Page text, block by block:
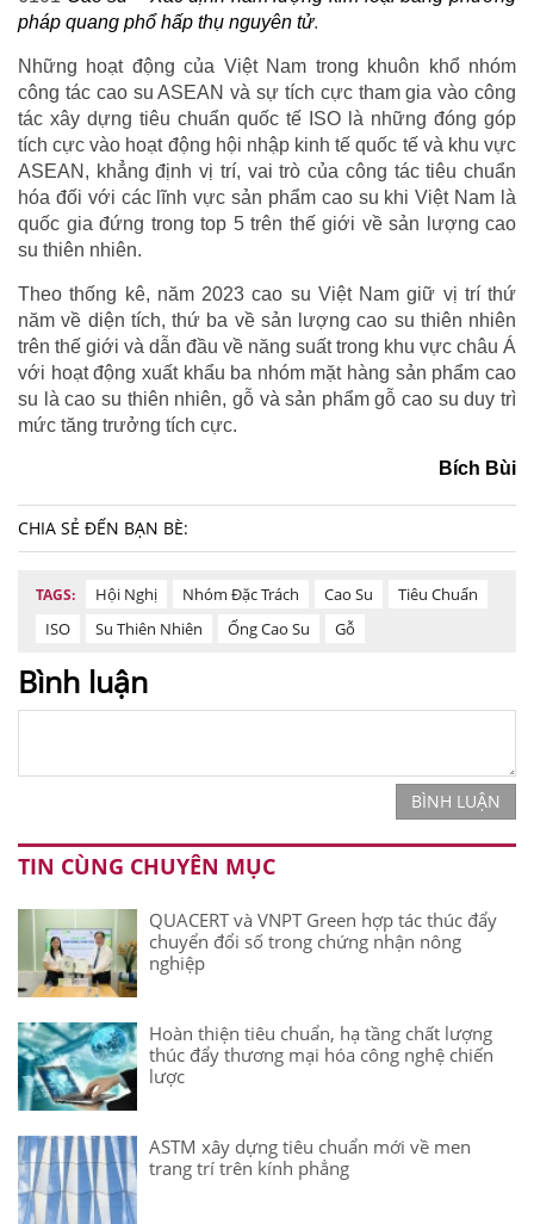
pháp quang phổ hấp thụ nguyên tử.
Những hoạt động của Việt Nam trong khuôn khổ nhóm
công tác cao su ASEAN và sự tích cực tham gia vào công
tác xây dựng tiêu chuẩn quốc tế ISO là những đóng góp
tích cực vào hoạt động hội nhập kinh tế quốc tế và khu vực
ASEAN, khẳng định vị trí, vai trò của công tác tiêu chuẩn
hóa đối với các lĩnh vực sản phẩm cao su khi Việt Nam là
quốc gia đứng trong top 5 trên thế giới về sản lượng cao
su thiên nhiên.
Theo thống kê, năm 2023 cao su Việt Nam giữ vị trí thứ
năm về diện tích, thứ ba về sản lượng cao su thiên nhiên
trên thế giới và dẫn đầu về năng suất trong khu vực châu Á
với hoạt động xuất khẩu ba nhóm mặt hàng sản phẩm cao
su là cao su thiên nhiên, gỗ và sản phẩm gỗ cao su duy trì
mức tăng trưởng tích cực.
Bích Bùi
CHIA SẺ ĐẾN BẠN BÈ:
TAGS: Hội Nghị Nhóm Đặc Trách Cao Su
Tiêu Chuẩn
ISO
Su Thiên Nhiên Ống Cao Su Gỗ
Bình luận
BÌNH LUẬN
TIN CÙNG CHUYÊN MỤC
QUACERT và VNPT Green hợp tác thúc đẩy
chuyển đổi số trong chứng nhận nông
nghiệp
Hoàn thiện tiêu chuẩn, hạ tầng chất lượng
thúc đẩy thương mại hóa công nghệ chiến
lược
ASTM xây dựng tiêu chuẩn mới về men
trang trí trên kính phẳng